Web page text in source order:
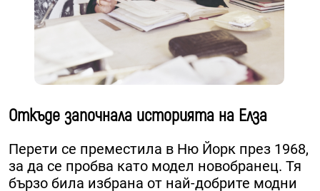
Откъде започнала историята на Елза
Перети се преместила в Ню Йорк през 1968,
за да се пробва като модел новобранец. Тя
бързо била избрана от най-добрите модни